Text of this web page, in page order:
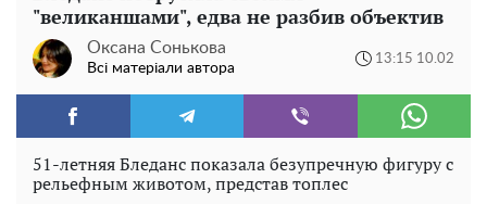
"великаншами", едва не разбив объектив
Оксана Сонькова
Всі матеріали автора
13:15 10.02
51-летняя Бледанс показала безупречную фигуру с
рельефным животом, представ топлес